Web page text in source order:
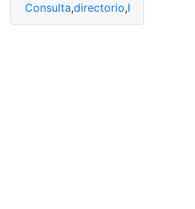
Consulta,directorio,Escuelas